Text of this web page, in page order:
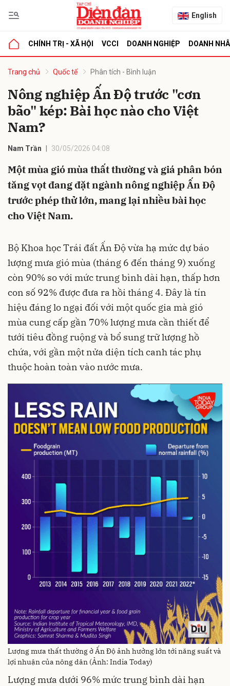
English
CHÍNH TRỊ - XÃ HỘI VCCI DOANH NGHIỆP DOANH
Trang chủ Quốc tế Phân tích - Bình luận
Nông nghiệp Ấn Độ trước "cơn
bão" kép: Bài học nào cho Việt
Nam?
Nam Trần 30/05/2026 04:08
Một mùa gió mùa thất thường và giá phân bón
tăng vọt đang đặt ngành nông nghiệp Ấn Độ
trước phép thử lớn, mang lại nhiều bài học
cho Việt Nam.
Bộ Khoa học Trái đất Ấn Độ vừa hạ mức dự báo
lượng mưa gió mùa (tháng 6 đến tháng 9) xuống
còn 90% so với mức trung bình dài hạn, thấp hơn
con số 92% được đưa ra hồi tháng 4. Đây là tín
hiệu đáng lo ngại đối với một quốc gia mà gió
mùa cung cấp gần 70% lượng mưa cần thiết để
tưới tiêu đồng ruộng và bổ sung trữ lượng hồ
chứa, với gần một nửa diện tích canh tác phụ
thuộc hoàn toàn vào nước mưa.
Lượng mưa thất thường ở Ấn Độ ảnh hưởng lớn tới năng suất và
lợi nhuận của nông dân (Ảnh: India Today)
Lượng mưa dưới 96% mức trung bình dài hạn
luận
Hủy